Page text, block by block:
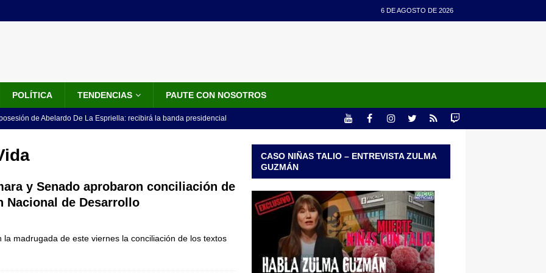
6 DE AGOSTO DE 2026
POLÍTICA TENDENCIAS PAUTE CON NOSOTROS
de Abelardo De La Espriella: recibirá la banda presidencial
no asistirá a la posesión de Abelardo de la Espriella y llama a
LO ÚLTIMO
de la banda presidencial que portará Abelardo De La
de un sastre colombiano reconocido en el mundo
y Senado aprobaron conciliación de
Nacional de Desarrollo
madrugada de este viernes la conciliación de los textos
CASO NIÑAS TALIO – ENTREVISTA ZULMA
GUZMÁN